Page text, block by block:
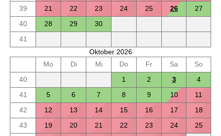
39
21 22 23 24 25 26
27
40
28 29
30
41
Oktober 2026
Mo
Di Mi Do Fr Sa
So
40
1 2 3
4
41
5 6 7 8 9 10
11
42
12 13 14 15 16 17
18
43
19 20 21 22 23 24
25